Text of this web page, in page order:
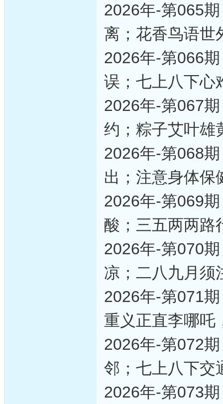
2026年-第065
离；花香鸟语世
2026年-第066
误；七上八下心
2026年-第067
约；粽子艾叶雄
2026年-第068
出；注意身体保
2026年-第069
酸；三五两两路
2026年-第070
凉；二八九月须
2026年-第071
重义正直李哪吒
2026年-第072
邻；七上八下交
2026年-第073